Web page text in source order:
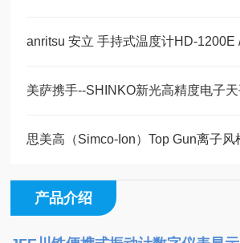
产品介绍